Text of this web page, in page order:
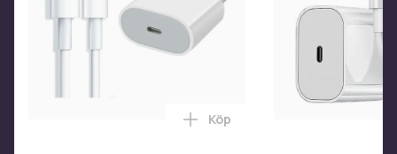
Lägg till iPhone Laddare
Köp